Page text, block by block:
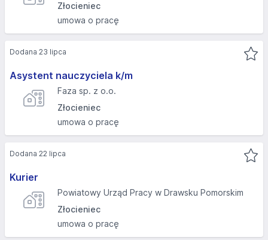
Złocieniec
umowa o pracę
Asystent nauczyciela k/m
Faza sp. z o.o.
Złocieniec
umowa o pracę
Dodana 23 lipca
Kurier
Powiatowy Urząd Pracy w Drawsku Pomorskim
Złocieniec
umowa o pracę
Dodana 22 lipca